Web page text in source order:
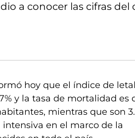
a conocer las cifras
hoy que el índice de
y la tasa de mortalidad es
mientras que son
en el marco de la